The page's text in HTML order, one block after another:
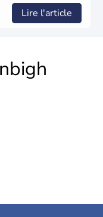
Lire l'article